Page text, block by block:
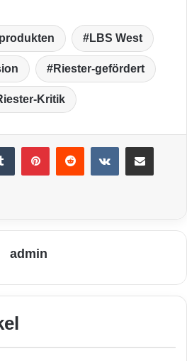
LBS West
Riester-gefördert
Kritik
VKontakte
admin